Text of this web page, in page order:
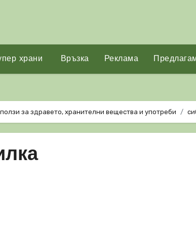
храни Връзка Реклама
за здравето, хранителни вещества и употреби